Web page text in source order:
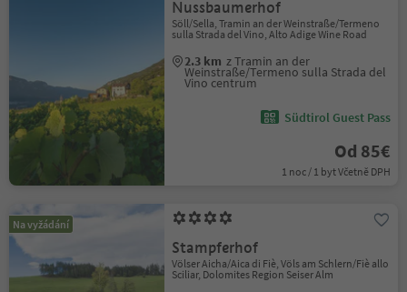
Nussbaumerhof
Söll/Sella, Tramin an der Weinstraße/Termeno
sulla Strada del Vino, Alto Adige Wine Road
2.3 km z Tramin an der
Weinstraße/Termeno sulla Strada del
Vino centrum
Südtirol Guest Pass
Od 85€
1 noc / 1 byt Včetně DPH
Na vyžádání
Stampferhof
Völser Aicha/Aica di Fiè, Völs am Schlern/Fiè allo
Sciliar, Dolomites Region Seiser Alm